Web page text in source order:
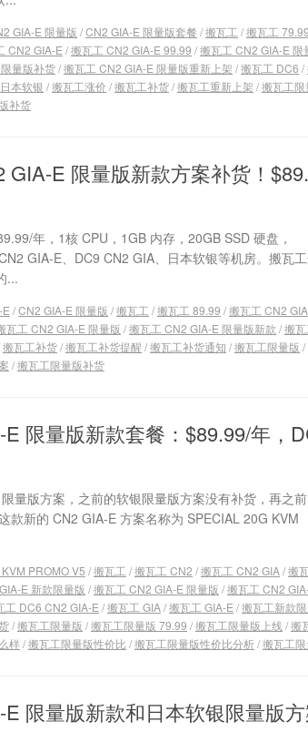
GIA-E 限量版 /CN2 GIA-E 限量版套餐 /搬瓦工 /搬瓦工 79.99
CN2 GIA-E /搬瓦工 CN2 GIA-E 99.99 /搬瓦工 CN2 GIA-E 限
量版补货/搬瓦工 CN2 GIA-E 限量版重新上架 /搬瓦工 DC6 /
本软银 /搬瓦工涨价 /搬瓦工补货/搬瓦工重新上架 /搬瓦工限
补货
GIA-E 限量版新款方案补货！
年，1核 CPU，1GB 内存，20GB SSD 硬盘，
GIA-E、DC9 CN2 GIA、日本软银等机房。搬瓦
...
/CN2 GIA-E 限量版 /搬瓦工 /搬瓦工 89.99 /搬瓦工 CN2 GIA
瓦工 CN2 GIA-E 限量版 /搬瓦工 CN2 GIA-E 限量版新款 /搬
搬瓦工补货/搬瓦工补货提醒 /搬瓦工补货通知 /搬瓦工限量版 /
/搬瓦工限量版补货
限量版新款套餐：$89.99/年，
量版方案，之前的软银限量版方案没有补货，再之
款新的 CN2 GIA-E 方案名称为 SPECIAL 20G KVM
PROMO V5 /搬瓦工 /搬瓦工 CN2 /搬瓦工 CN2 GIA/搬
E 新款限量版 /搬瓦工 CN2 GIA-E 限量版 /搬瓦工 CN2
工 DC6 CN2 GIA-E /搬瓦工 GIA/搬瓦工 GIA-E /搬瓦工新款
/搬瓦工限量版 /搬瓦工限量版 79.99 /搬瓦工限量版上线 /搬
样/搬瓦工限量版性价比/搬瓦工限量版性价比分析/搬瓦工
限量版新款和日本软银限量版